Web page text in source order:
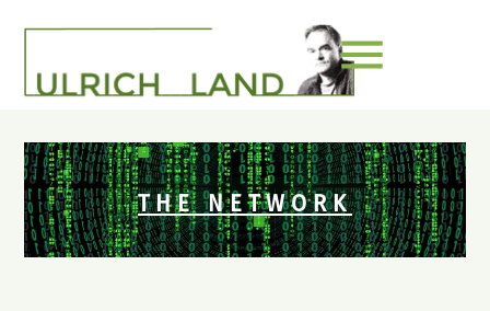
menu
THE NETWORK